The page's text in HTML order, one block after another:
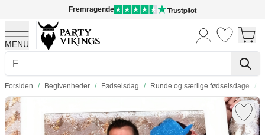
Fremragende
MENU
Skip to Content
Forsiden / Begivenheder / Fødselsdag / Runde og særlige fødselsdage /